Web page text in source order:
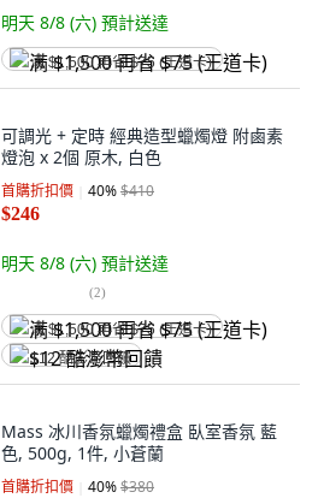
明天 8/8 (六) 預計送達
满 $1,500 再省 $75 (王道卡)
可調光 + 定時 經典造型蠟燭燈 附鹵素
燈泡 x 2個 原木, 白色
首購折扣價 40%$410
$246
明天 8/8 (六) 預計送達
(2)
满 $1,500 再省 $75 (王道卡)
$12 酷澎幣回饋
Mass 冰川香氛蠟燭禮盒 臥室香氛 藍
色, 500g, 1件, 小蒼蘭
首購折扣價 40%$380